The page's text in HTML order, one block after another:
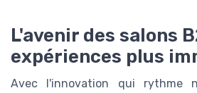
L'avenir des salons
expériences plus
Avec l'innovation qui rythme